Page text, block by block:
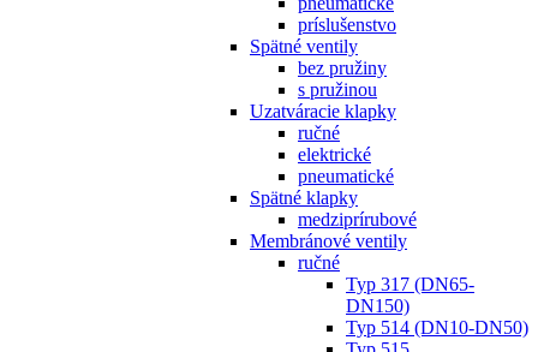
príslušenstvo
Spätné ventily
bez pružiny
s pružinou
Uzatváracie klapky
ručné
elektrické
pneumatické
Spätné klapky
medziprírubové
Membránové ventily
ručné
Typ 317 (DN65-
DN150)
Typ 514 (DN10-DN50)